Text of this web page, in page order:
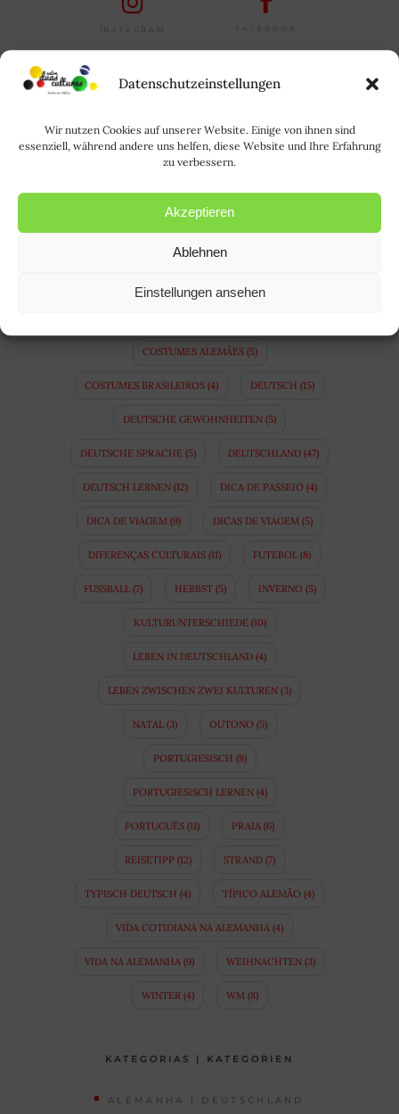
Datenschutzeinstellungen
Wir nutzen Cookies auf unserer Website. Einige von ihnen sind
essenziell, während andere uns helfen, diese Website und Ihre Erfahrung
zu verbessern.
Akzeptieren
Ablehnen
Einstellungen ansehen
INSTAGRAM FACEBOOK
TAGS
ALLTAGSLEBEN IN BRASILIEN(3)
APRENDER ALEMÃO(14)
BINATIONALE EHE
COSTUMES ALEMÃES(5)
COSTUMES BRASILEIROS (4) DEUTSCH (15)
DEUTSCHE GEWOHNHEITEN (5)
DEUTSCHE SPRACHE (5) DEUTSCHLAND (47)
DEUTSCH LERNEN(12) DICA DE PASSEIO (4)
DICA DE VIAGEM (9) DICAS DE VIAGEM (5)
DIFERENÇAS CULTURAIS (11) FUTEBOL (8)
FUSSBALL (7) HERBST(5) INVERNO (5)
KULTURUNTERSCHIEDE(10)
LEBEN IN DEUTSCHLAND (4)
LEBEN ZWISCHEN ZWEI KULTUREN (3)
NATAL(3) OUTONO (5)
PORTUGIESISCH (8)
PORTUGIESISCH LERNEN(4)
PORTUGUÊS (11) PRAIA (6)
REISETIPP(12) STRAND(7)
TYPISCH DEUTSCH (4) TÍPICO ALEMÃO (4)
VIDA COTIDIANA NA ALEMANHA (4)
VIDA NA ALEMANHA (9) WEIHNACHTEN(3)
WINTER (4) WM (8)
KATEGORIAS | KATEGORIEN
ALEMANHA | DEUTSCHLAND